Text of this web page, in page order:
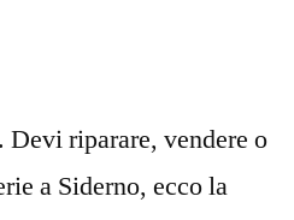
. Devi riparare, vendere o
a Siderno, ecco la